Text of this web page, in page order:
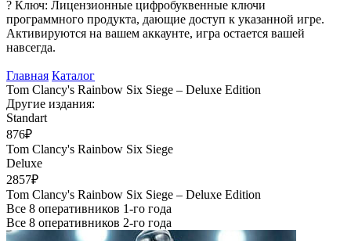
? Ключ: Лицензионные цифробуквенные ключи
программного продукта, дающие доступ к указанной игре.
Активируются на вашем аккаунте, игра остается вашей
навсегда.
Главная Каталог
Tom Clancy's Rainbow Six Siege – Deluxe Edition
Другие издания:
Standart
876₽
Tom Clancy's Rainbow Six Siege
Deluxe
2857₽
Tom Clancy's Rainbow Six Siege – Deluxe Edition
Все 8 оперативников 1-го года
Все 8 оперативников 2-го года